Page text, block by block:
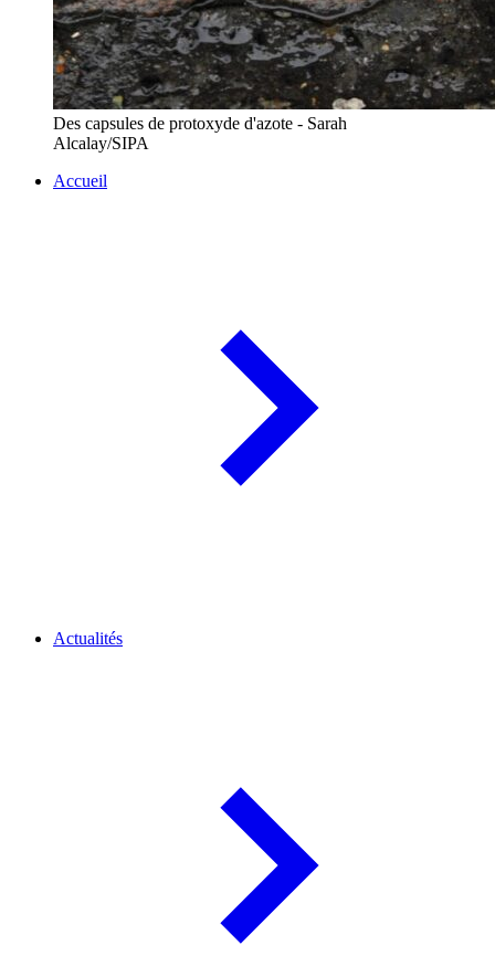
Des capsules de protoxyde d'azote - Sarah
Alcalay/SIPA
Accueil
Actualités